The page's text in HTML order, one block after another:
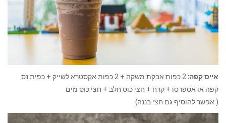
אייס קפה:
2 כפות אבקת משקה + 2 כפות אקסטרא לשייק + כפית נס
קפה או אספרסו + קרח + חצי כוס חלב + חצי כוס מים
( אפשר להוסיף גם חצי בננה)